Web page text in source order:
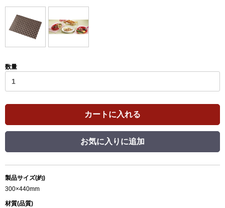
数量
カートに入れる
お気に入りに追加
製品サイズ(約)
300×440mm
材質(品質)